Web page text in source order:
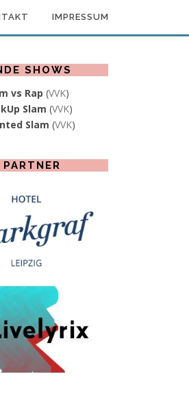
IMPRESSUM
SHOWS
vs Rap (VVK)
Slam (VVK)
Slam (VVK)
PARTNER